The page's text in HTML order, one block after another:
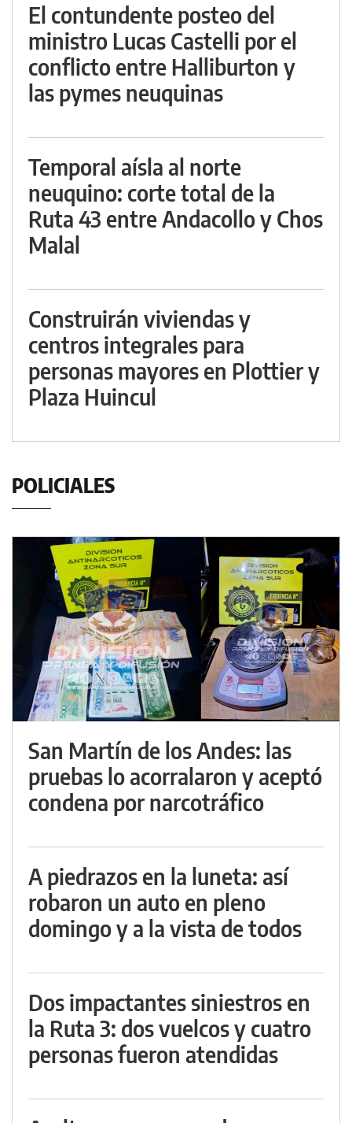
El contundente posteo del
ministro Lucas Castelli por el
conflicto entre Halliburton y
las pymes neuquinas
Temporal aísla al norte
neuquino: corte total de la
Ruta 43 entre Andacollo y Chos
Malal
Construirán viviendas y
centros integrales para
personas mayores en Plottier y
Plaza Huincul
POLICIALES
San Martín de los Andes: las
pruebas lo acorralaron y aceptó
condena por narcotráfico
A piedrazos en la luneta: así
robaron un auto en pleno
domingo y a la vista de todos
Dos impactantes siniestros en
la Ruta 3: dos vuelcos y cuatro
personas fueron atendidas